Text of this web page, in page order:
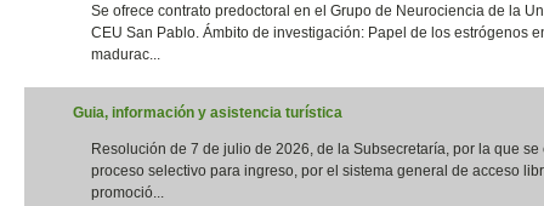
Se ofrece contrato predoctoral en el Grupo de Neurociencia de la
CEU San Pablo. Ámbito de investigación: Papel de los estrógenos
madurac...
Guia, información y asistencia turística
Resolución de 7 de julio de 2026, de la Subsecretaría, por la que se
proceso selectivo para ingreso, por el sistema general de acceso
promoció...